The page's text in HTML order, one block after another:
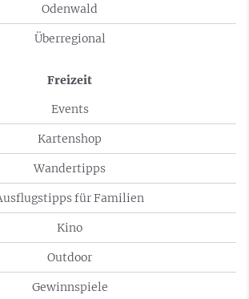
Odenwald
Überregional
Freizeit
Events
Kartenshop
Wandertipps
für Familien
Kino
Outdoor
Gewinnspiele